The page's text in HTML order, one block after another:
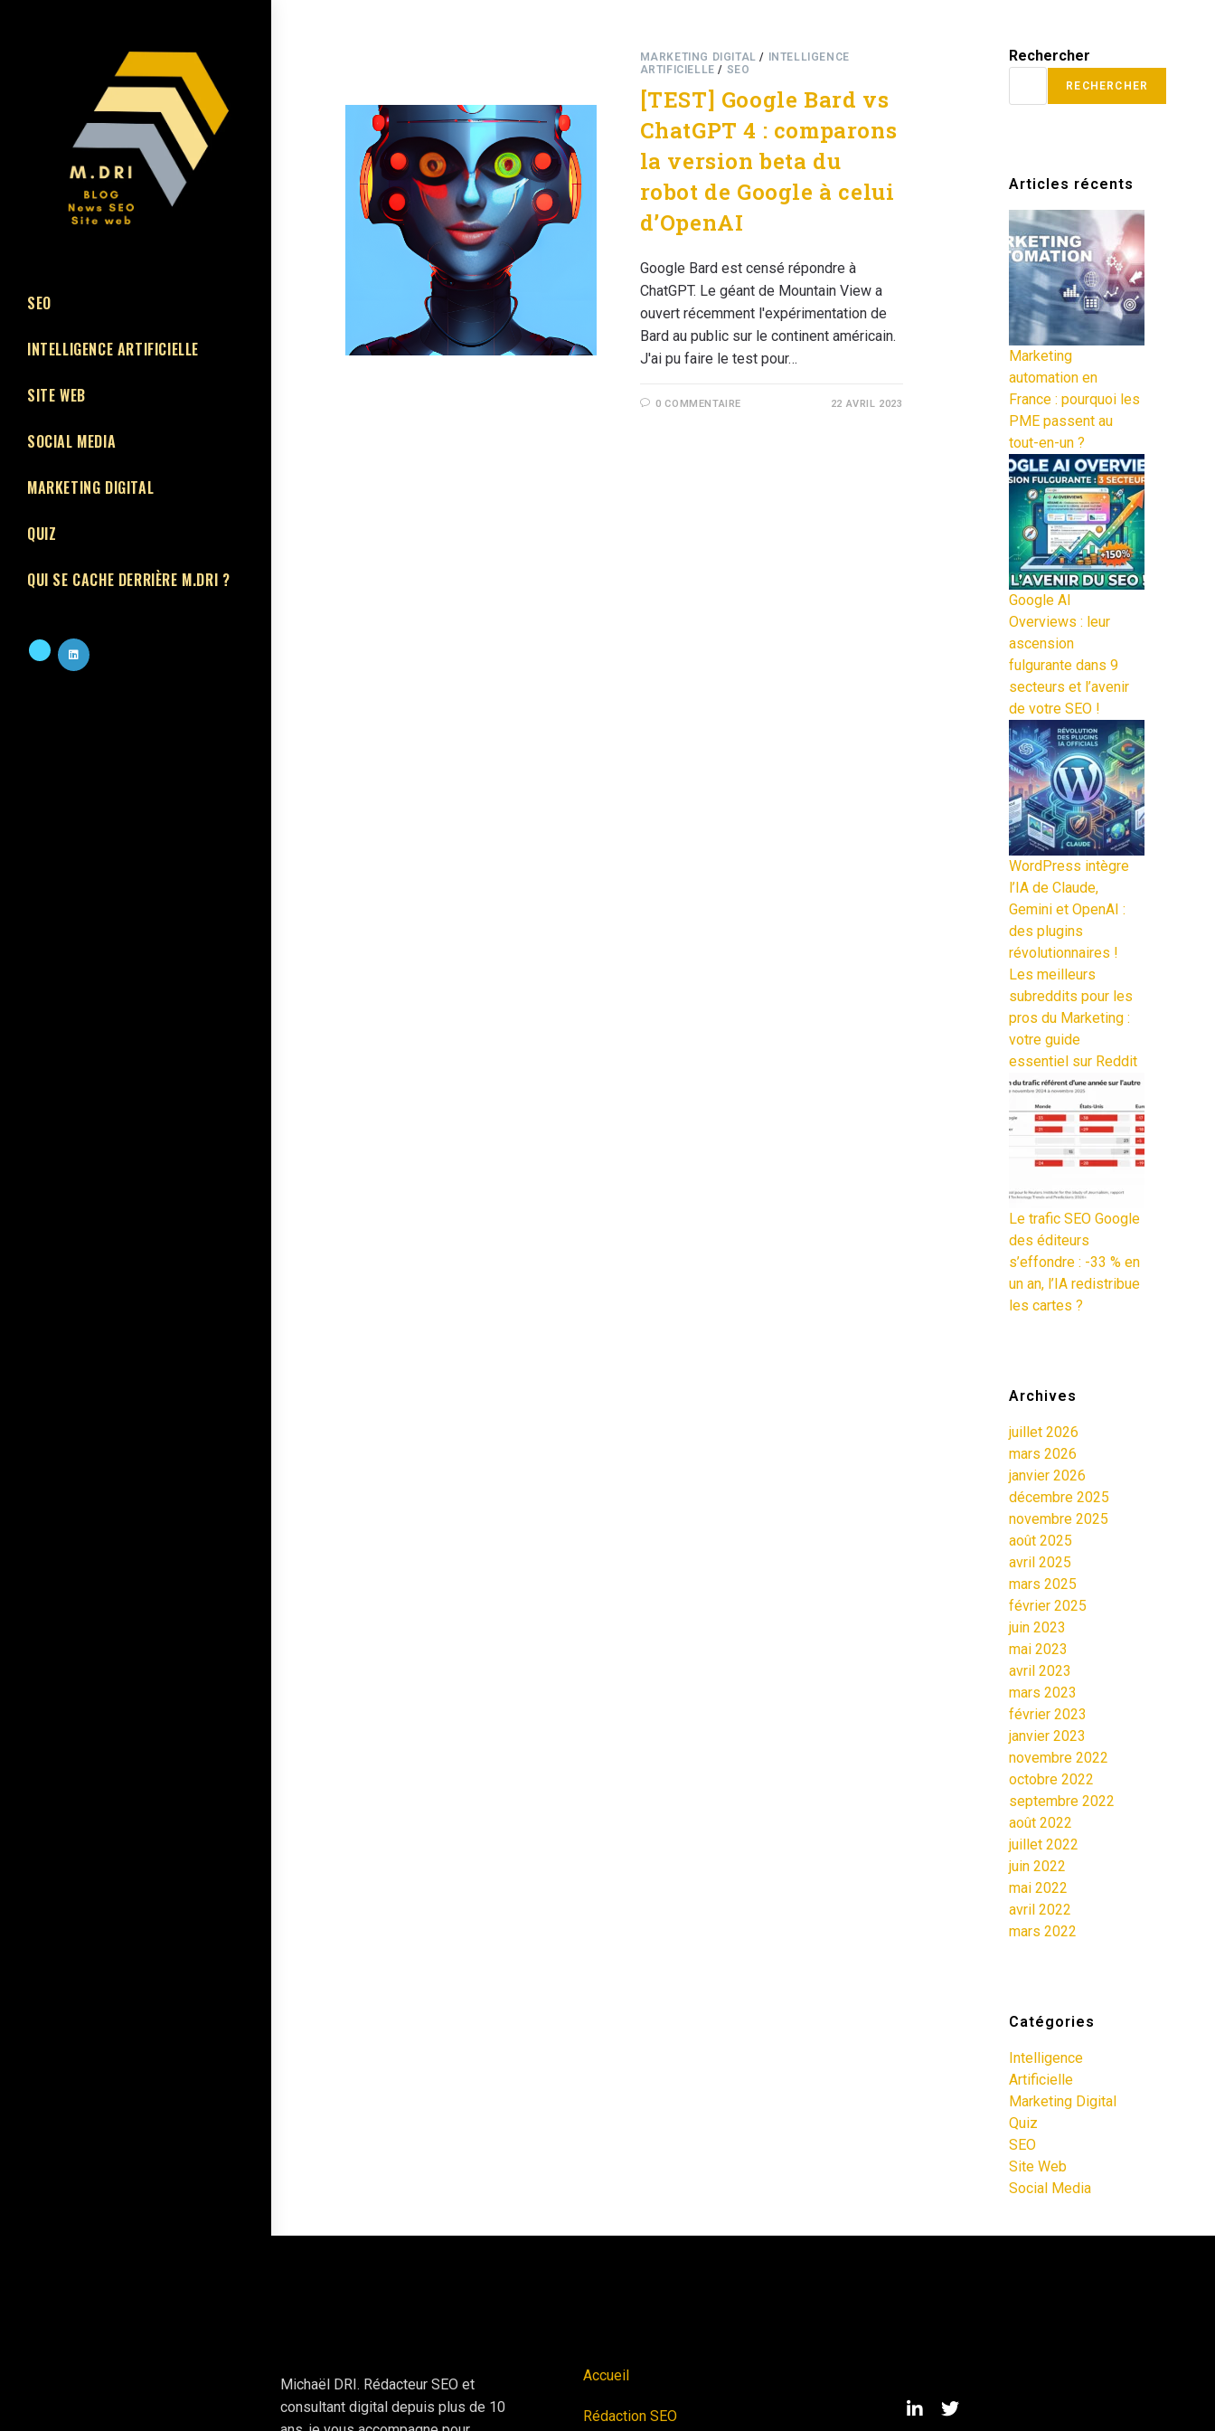
SEO
INTELLIGENCE ARTIFICIELLE
SITE WEB
SOCIAL MEDIA
MARKETING DIGITAL
QUIZ
QUI SE CACHE DERRIÈRE M.DRI ?
MARKETING DIGITAL /
INTELLIGENCE
ARTIFICIELLE / SEO
[TEST] Google Bard vs
ChatGPT 4 : comparons
la version beta du
robot de Google à celui
d’OpenAI
Google Bard est censé répondre à
ChatGPT. Le géant de Mountain View a
ouvert récemment l'expérimentation de
Bard au public sur le continent américain.
J'ai pu faire le test pour…
0 COMMENTAIRE 22 AVRIL 2023
Rechercher
RECHERCHER
Articles récents
Marketing
automation en
France : pourquoi les
PME passent au
tout-en-un ?
Google AI
Overviews : leur
ascension
fulgurante dans 9
secteurs et l’avenir
de votre SEO !
WordPress intègre
l’IA de Claude,
Gemini et OpenAI :
des plugins
révolutionnaires !
Les meilleurs
subreddits pour les
pros du Marketing :
votre guide
essentiel sur Reddit
Le trafic SEO Google
des éditeurs
s’effondre : -33 % en
un an, l’IA redistribue
les cartes ?
Archives
juillet 2026
mars 2026
janvier 2026
décembre 2025
novembre 2025
août 2025
avril 2025
mars 2025
février 2025
juin 2023
mai 2023
avril 2023
mars 2023
février 2023
janvier 2023
novembre 2022
octobre 2022
septembre 2022
août 2022
juillet 2022
juin 2022
mai 2022
avril 2022
mars 2022
Catégories
Intelligence
Artificielle
Marketing Digital
Quiz
SEO
Site Web
Social Media
Michaël DRI. Rédacteur SEO et
consultant digital depuis plus de 10
Accueil
Rédaction SEO